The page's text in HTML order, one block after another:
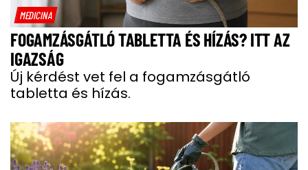
MEDICINA
FOGAMZÁSGÁTLÓ TABLETTA ÉS HÍZÁS? ITT AZ
IGAZSÁG
Új kérdést vet fel a fogamzásgátló
tabletta és hízás.